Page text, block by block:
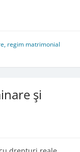
, regim matrimonial
şi